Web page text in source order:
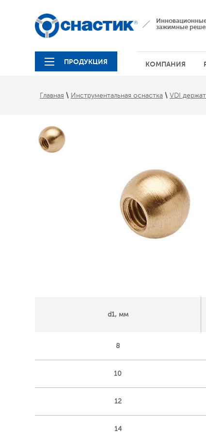
зажимные
ПРОДУКЦИЯ КОМПАНИЯ
Главная \ Инструментальная оснастка \ VDI
d1, мм
8
10
12
14